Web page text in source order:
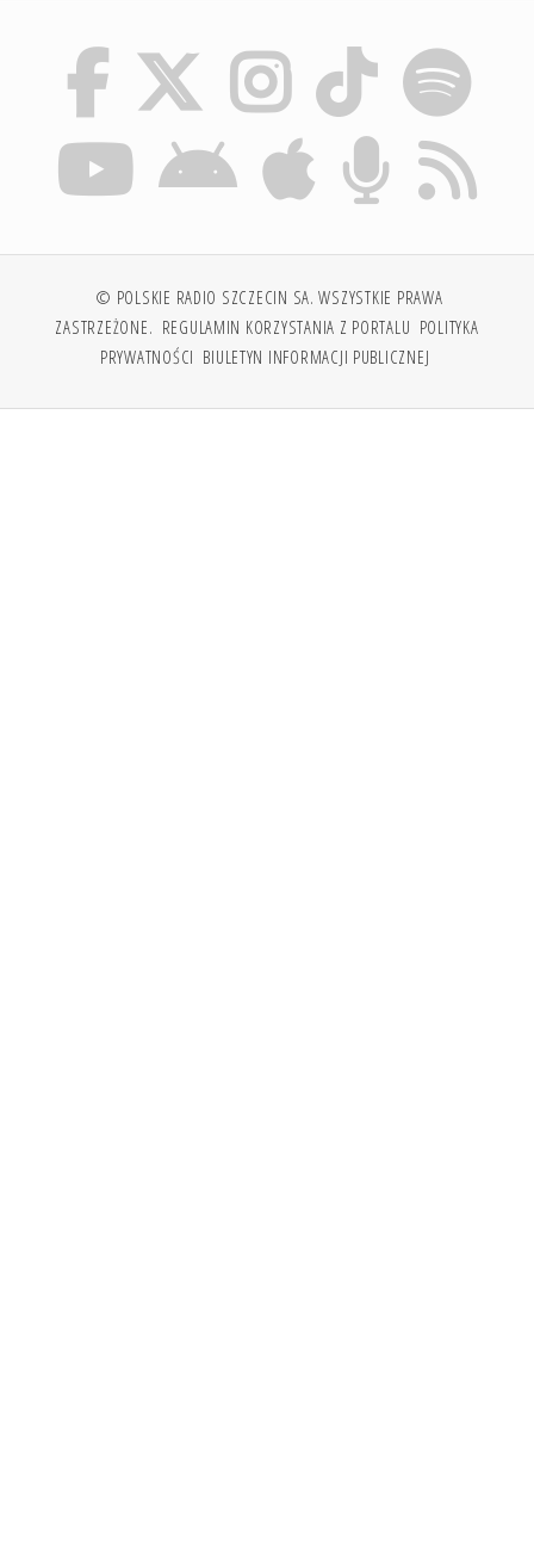
© POLSKIE RADIO SZCZECIN SA. WSZYSTKIE PRAWA
ZASTRZEŻONE. REGULAMIN KORZYSTANIA Z PORTALU POLITYKA
PRYWATNOŚCI BIULETYN INFORMACJI PUBLICZNEJ